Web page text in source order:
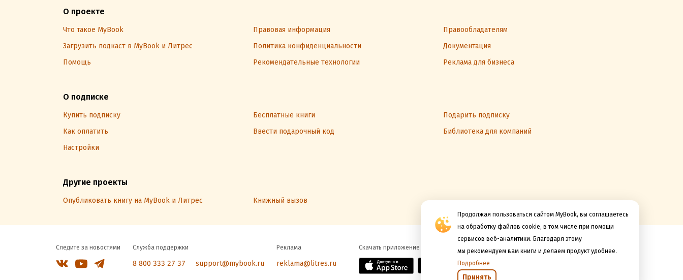
Продолжая пользоваться сайтом MyBook, вы соглашаетесь
на обработку файлов cookie, в том числе при помощи
сервисов веб-аналитики. Благодаря этому
мы рекомендуем вам книги и делаем продукт удобнее.
Подробнее
Принять
О проекте
Что такое MyBook Правовая информация
Правообладателям
Загрузить подкаст в MyBook и Литрес
Политика конфиденциальности
Документация
Помощь
Рекомендательные технологии Реклама для бизнеса
О подписке
Купить подписку Бесплатные книги
Подарить подписку
Как оплатить
Ввести подарочный код
Библиотека для компаний
Настройки
Другие проекты
Опубликовать книгу на MyBook и Литрес Книжный вызов
Следите за новостями Служба поддержки
8 800 333 27 37 support@mybook.ru
Реклама
reklama@litres.ru
Скачать приложение